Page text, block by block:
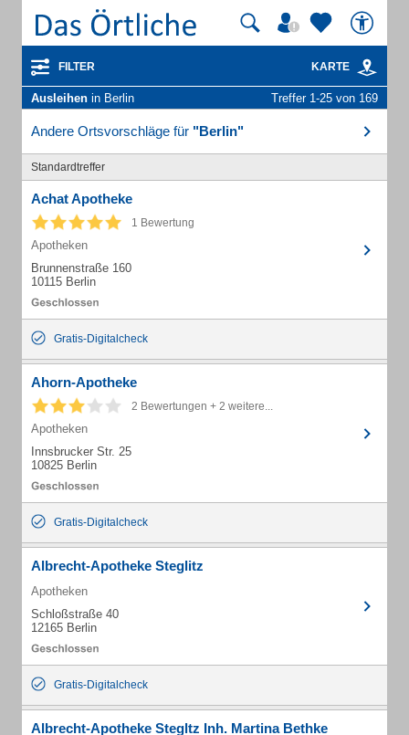
FILTER KARTE
Ausleihen in Berlin Treffer 1-25 von 169
Andere Ortsvorschläge für "Berlin"
Standardtreffer
Achat Apotheke
1 Bewertung
Apotheken
Brunnenstraße 160
10115 Berlin
Gratis-Digitalcheck
Ahorn-Apotheke
2 Bewertungen + 2 weitere...
Apotheken
Innsbrucker Str. 25
10825 Berlin
Gratis-Digitalcheck
Albrecht-Apotheke Steglitz
Apotheken
Schloßstraße 40
12165 Berlin
Gratis-Digitalcheck
Albrecht-Apotheke Stegltz Inh. Martina Bethke